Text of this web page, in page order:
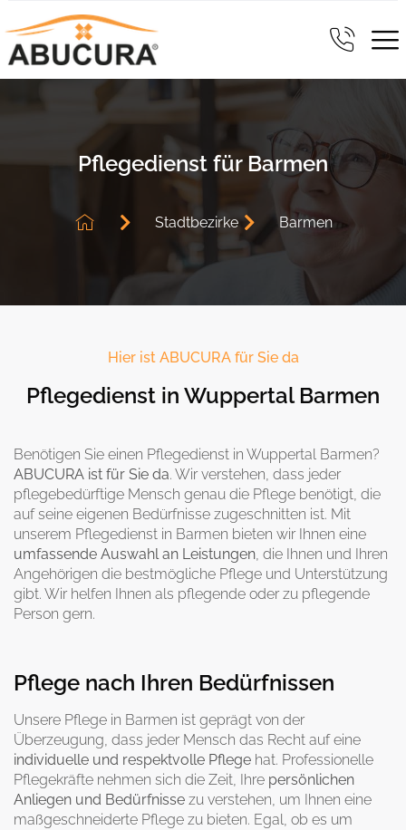
Pflegedienst für Barmen
Stadtbezirke Barmen
Hier ist ABUCURA für Sie da
Pflegedienst in Wuppertal Barmen
Benötigen Sie einen Pflegedienst in Wuppertal Barmen?
ABUCURA ist für Sie da. Wir verstehen, dass jeder
pflegebedürftige Mensch genau die Pflege benötigt, die
auf seine eigenen Bedürfnisse zugeschnitten ist. Mit
unserem Pflegedienst in Barmen bieten wir Ihnen eine
umfassende Auswahl an Leistungen, die Ihnen und Ihren
Angehörigen die bestmögliche Pflege und Unterstützung
gibt. Wir helfen Ihnen als pflegende oder zu pflegende
Person gern.
Pflege nach Ihren Bedürfnissen
Unsere Pflege in Barmen ist geprägt von der
Überzeugung, dass jeder Mensch das Recht auf eine
individuelle und respektvolle Pflege hat. Professionelle
Pflegekräfte nehmen sich die Zeit, Ihre persönlichen
Anliegen und Bedürfnisse zu verstehen, um Ihnen eine
maßgeschneiderte Pflege zu bieten. Egal, ob es um